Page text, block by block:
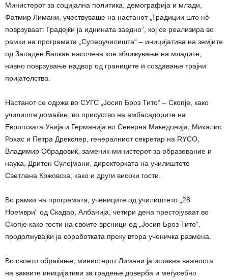
Министерот за социјална политика, демографија и млади,
Фатмир Лимани, учествуваше на настанот „Традиции што нè
поврзуваат: Градејќи ја иднината заедно“, кој се реализира во
рамки на програмата „Суперучилишта“ – иницијатива на земјите
од Западен Балкан насочена кон зближување на младите,
нивно поврзување надвор од границите и создавање трајни
пријателства.
Настанот се одржа во СУГС „Јосип Броз Тито“ – Скопје, како
училиште домаќин, во присуство на амбасадорите на
Европската Унија и Германија во Северна Македонија, Михалис
Рохас и Петра Дрекслер, генералниот секретар на RYCO,
Владимир Обрадовиќ, заменик-министерот за образование и
наука, Дритон Сулејмани, директорката на училиштето
Светлана Кржовска, како и други високи гости.
Во рамки на програмата, учениците од училиштето „28
Ноември“ од Скадар, Албанија, четири дена престојуваат во
Скопје како гости на своите врсници од „Јосип Броз Тито“,
продолжувајќи ја соработката преку втора ученичка размена.
Во своето обраќање, министерот Лимани ја истакна важноста
на ваквите иницијативи за градење доверба и меѓусебно